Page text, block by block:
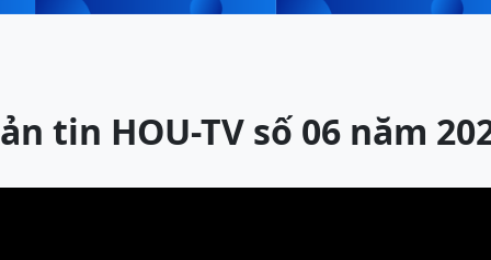
tin HOU-TV số 06 năm